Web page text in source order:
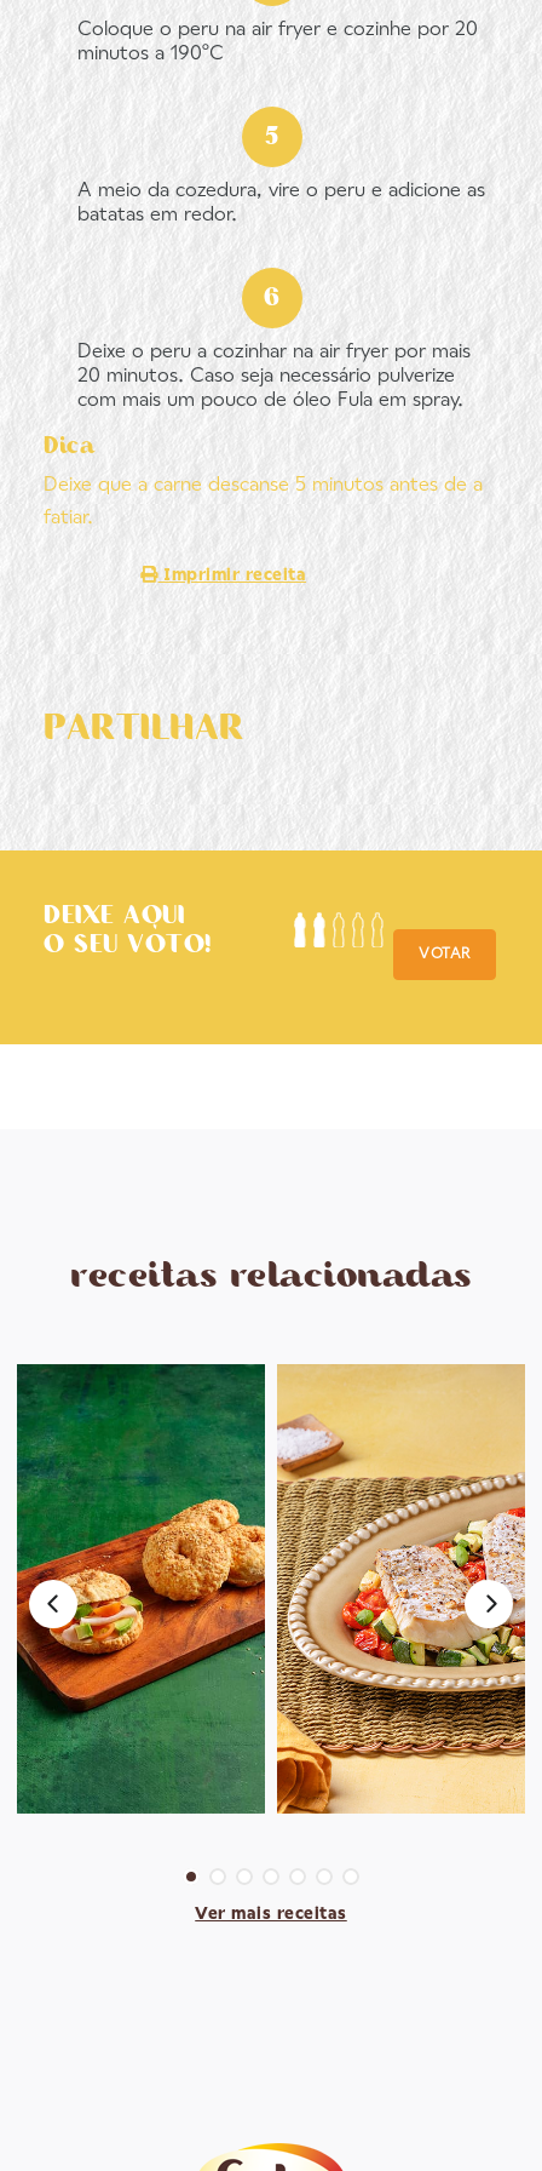
Coloque o peru na air fryer e cozinhe por 20
minutos a 190ºC
A meio da cozedura, vire o peru e adicione as
batatas em redor.
Deixe o peru a cozinhar na air fryer por mais
20 minutos. Caso seja necessário pulverize
com mais um pouco de óleo Fula em spray.
Dica
Deixe que a carne descanse 5 minutos antes de a
fatiar.
Imprimir receita
PARTILHAR
DEIXE AQUI
O SEU VOTO!
VOTAR
receitas relacionadas
Ver mais receitas